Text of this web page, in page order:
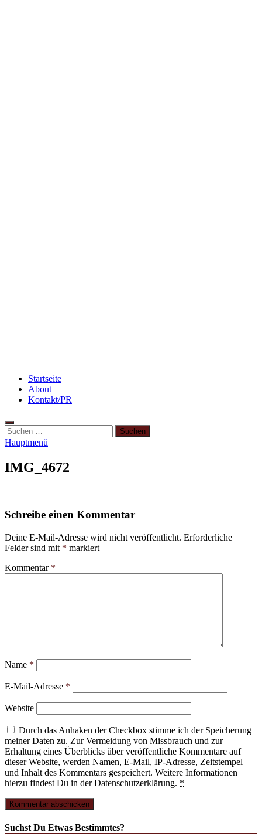
Startseite
About
Kontakt/PR
Hauptmenü
IMG_4672
Schreibe einen Kommentar
Deine E-Mail-Adresse wird nicht veröffentlicht. Erforderliche
Felder sind mit * markiert
Kommentar *
Name *
E-Mail-Adresse *
Website
Durch das Anhaken der Checkbox stimme ich der Speicherung
meiner Daten zu. Zur Vermeidung von Missbrauch und zur
Erhaltung eines Überblicks über veröffentliche Kommentare auf
dieser Website, werden Namen, E-Mail, IP-Adresse, Zeitstempel
und Inhalt des Kommentars gespeichert. Weitere Informationen
hierzu findest Du in der Datenschutzerklärung. *
Suchst Du Etwas Bestimmtes?